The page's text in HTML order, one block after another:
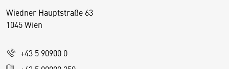
Wiedner Hauptstraße 63
1045 Wien
+43 5 90900 0
D
s